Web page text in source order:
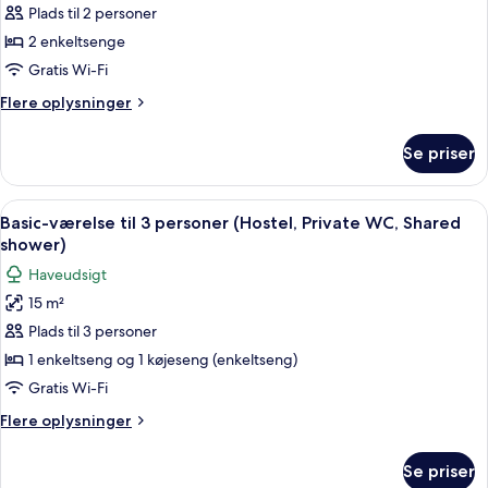
værelse
med
2
Plads til 2 personer
2 enkeltsenge
Gratis Wi-Fi
Flere oplysninger
Flere
værelse
med
2
enkeltsenge
Se priser
Indlæs
alle
billeder
af
Basic-
værelse
til
3
personer
(Hostel,
Et værelse med køjeseng, tv,
9
Basic-værelse til 3 personer (Hostel, Private WC, Shared
shower)
Haveudsigt
15 m²
Plads til 3 personer
1 enkeltseng og 1 køjeseng (enkeltseng)
Gratis Wi-Fi
Flere oplysninger
Flere
Se priser